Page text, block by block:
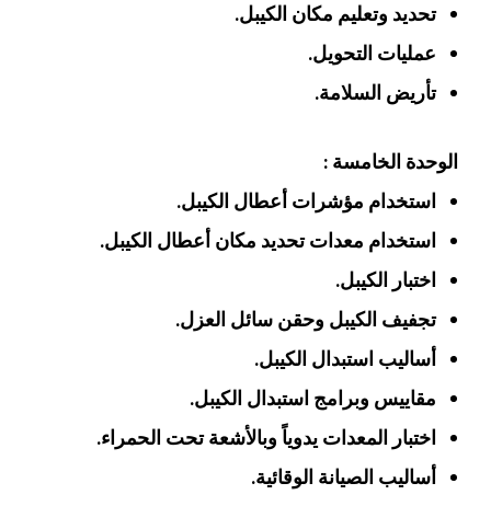
تحديد وتعليم مكان الكيبل.
عمليات التحويل.
تأريض السلامة.
الوحدة الخامسة :
استخدام مؤشرات أعطال الكيبل.
استخدام معدات تحديد مكان أعطال الكيبل.
اختبار الكيبل.
تجفيف الكيبل وحقن سائل العزل.
أساليب استبدال الكيبل.
مقاييس وبرامج استبدال الكيبل.
اختبار المعدات يدوياً وبالأشعة تحت الحمراء.
أساليب الصيانة الوقائية.